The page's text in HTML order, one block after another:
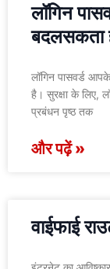
लॉगिन
बदलसकता
लॉगिन पासवर्ड
है। सुरक्षा के लिए,
प्रबंधन पृष्ठ तक
और पढ़ें »
वाईफाई